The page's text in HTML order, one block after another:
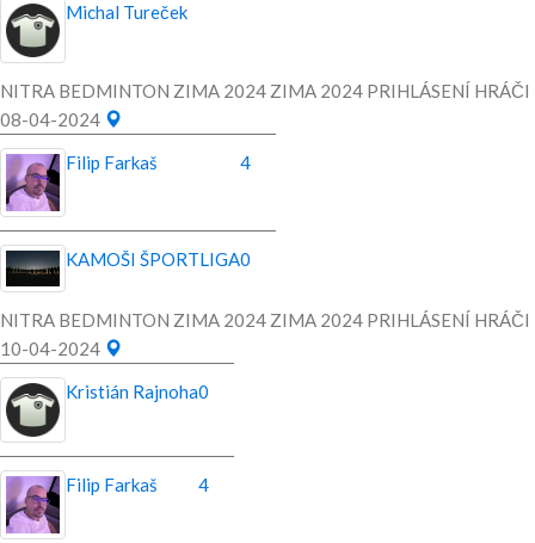
Michal Tureček
NITRA BEDMINTON ZIMA 2024 ZIMA 2024 PRIHLÁSENÍ HRÁČI
08-04-2024
Filip Farkaš
4
KAMOŠI ŠPORTLIGA0
NITRA BEDMINTON ZIMA 2024 ZIMA 2024 PRIHLÁSENÍ HRÁČI
10-04-2024
Kristián Rajnoha0
Filip Farkaš 4